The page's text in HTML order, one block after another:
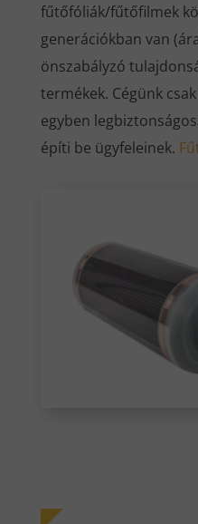
fűtőfóliák/fűtőfilmek
generációkban van
önszabályzó
termékek. Cégünk
egyben
építi be ügyfeleinek.